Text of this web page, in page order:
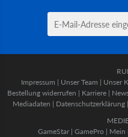
Impressum | Unser Team | Unser
Bestellung widerrufen | Karriere |
Mediadaten | Datenschutzerklärung |
GameStar| GamePro | Mein